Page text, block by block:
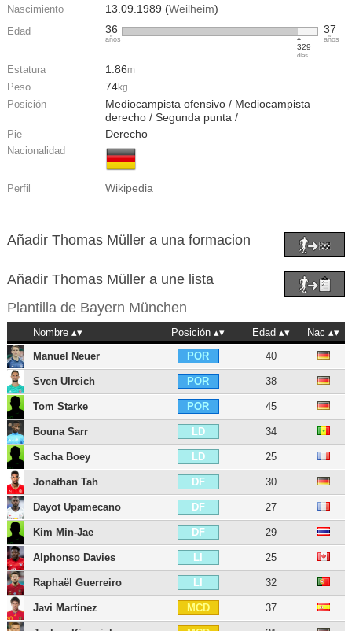
Nascimiento 13.09.1989 (Weilheim)
Edad 36
años
329
días
37
años
Estatura 1.86m
Peso 74kg
Posición
Mediocampista ofensivo / Mediocampista
derecho / Segunda punta /
Pie Derecho
Nacionalidad
Perfil Wikipedia
Añadir Thomas Müller a una formacion
Añadir Thomas Müller a une lista
Plantilla de Bayern München
Nombre Posición Edad
Nac
Manuel Neuer
POR 40
Sven Ulreich POR 38
Tom Starke POR 45
Bouna Sarr LD 34
Sacha Boey LD 25
Jonathan Tah DF 30
Dayot Upamecano DF 27
Kim Min-Jae DF 29
Alphonso Davies LI 25
Raphaël Guerreiro LI 32
Javi Martínez MCD 37